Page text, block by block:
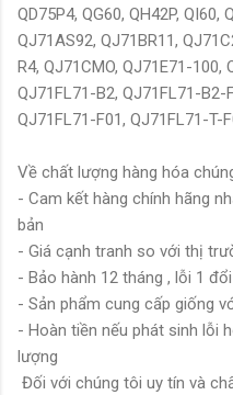
QD75P4, QG60, QH42P, QI60,
QJ71AS92, QJ71BR11,
R4, QJ71CMO, QJ71E71-100,
QJ71FL71-B2, QJ71FL71-B2-
QJ71FL71-F01, QJ71FL71-T-
Về chất lượng hàng hóa
- Cam kết hàng chính hãng
bản
- Giá cạnh tranh so với thị
- Bảo hành 12 tháng , lỗi 1
- Sản phẩm cung cấp giống
- Hoàn tiền nếu phát sinh lỗi
lượng
Đối với chúng tôi uy tín và